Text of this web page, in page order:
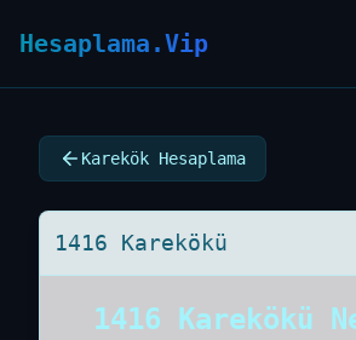
Hesaplama.Vip
Karekök Hesaplama
1416 Karekökü
1416 Karekökü